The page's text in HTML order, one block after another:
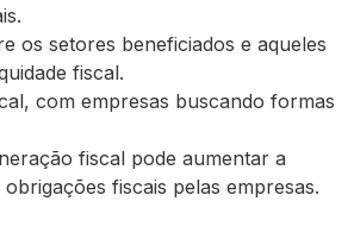
os setores beneficiados e aqueles
fiscal.
com empresas buscando formas
fiscal pode aumentar a
fiscais pelas empresas.